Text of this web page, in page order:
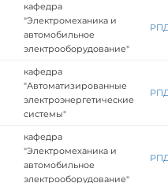
кафедра
"Электромеханика и
автомобильное
электрооборудование"
кафедра
"Автоматизированные
электроэнергетические
системы"
кафедра
"Электромеханика и
автомобильное
электрооборудование"